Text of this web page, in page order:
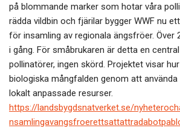
på blommande marker som hotar våra
rädda vildbin och fjärilar bygger WWF nu
för insamling av regionala ängsfröer. Över
i gång. För småbrukaren är detta en
pollinatörer, ingen skörd. Projektet visar
biologiska mångfalden genom att använda
lokalt anpassade resurser.
https://landsbygdsnatverket.se/